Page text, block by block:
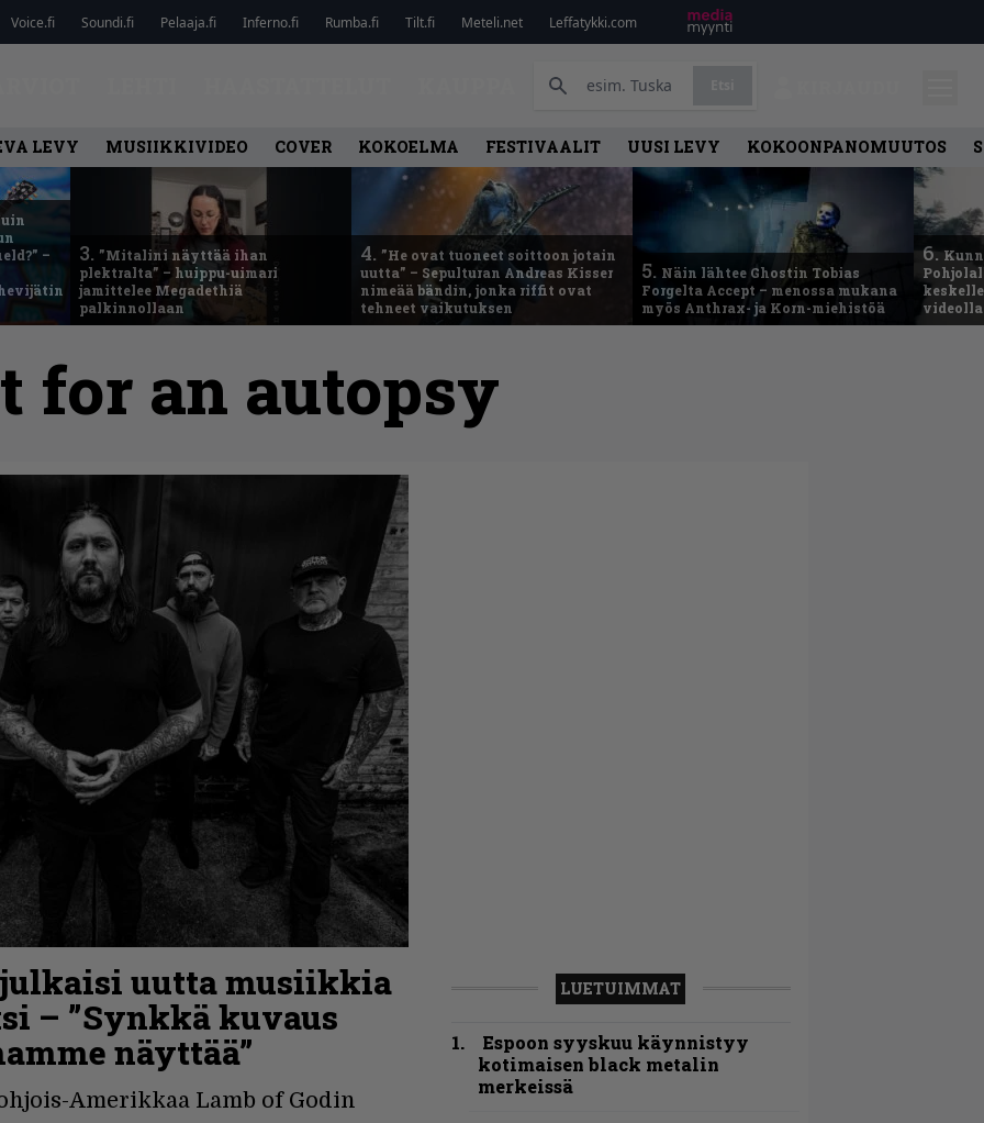
Voice.fi Soundi.fi Pelaaja.fi Inferno.fi Rumba.fi Tilt.fi Meteli.net Leffatykki.com
LEVY MUSIIKKIVIDEO COVER KOKOELMA FESTIVAALIT UUSI LEVY KOKOONPANOMUUTOS
–
3. ”Mitalini näyttää ihan
plektralta” – huippu-uimari
jamittelee Megadethiä
palkinnollaan
4. ”He ovat tuoneet soittoon jotain
uutta” – Sepulturan Andreas Kisser
nimeää bändin, jonka riffit ovat
tehneet vaikutuksen
5. Näin lähtee Ghostin Tobias
Forgelta Accept – menossa mukana
myös Anthrax- ja Korn-miehistöä
6.
for an autopsy
uutta musiikkia
– ”Synkkä kuvaus
näyttää”
Amerikkaa Lamb of Godin
LUETUIMMAT
Espoon syyskuu käynnistyy
kotimaisen black metalin
merkeissä